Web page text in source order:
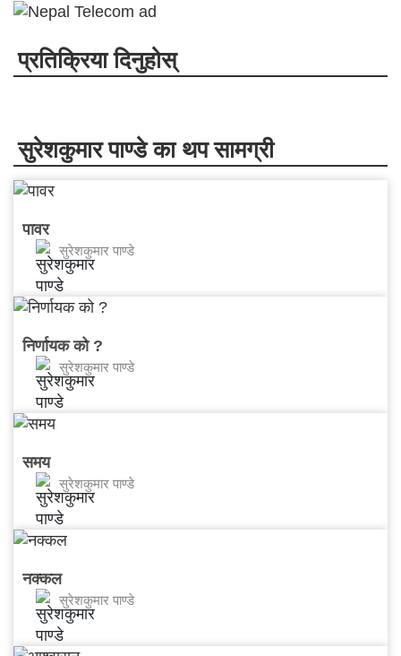
प्रतिक्रिया दिनुहोस्
सुरेशकुमार पाण्डे का थप सामग्री
पावर
सुरेशकुमार पाण्डे
निर्णायक को ?
सुरेशकुमार पाण्डे
समय
सुरेशकुमार पाण्डे
नक्कल
सुरेशकुमार पाण्डे